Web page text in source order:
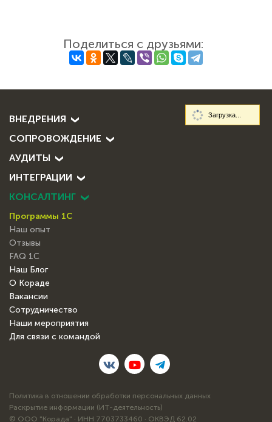
Поделиться с друзьями:
ВНЕДРЕНИЯ
СОПРОВОЖДЕНИЕ
КОНСАЛТИНГ
АУДИТЫ
ИНТЕГРАЦИИ
Программы 1С
Наш опыт
Отзывы
FAQ 1С
Наш Блог
О Кораде
Вакансии
Сотрудничество
Наши мероприятия
Для связи с командой
Политика в отношении обработки персональных данных
Раскрытие информации (ИТ-деятельность)
© ООО "Корада" · ИНН 7703733460 · ОКВЭД 62.02
Загрузка...